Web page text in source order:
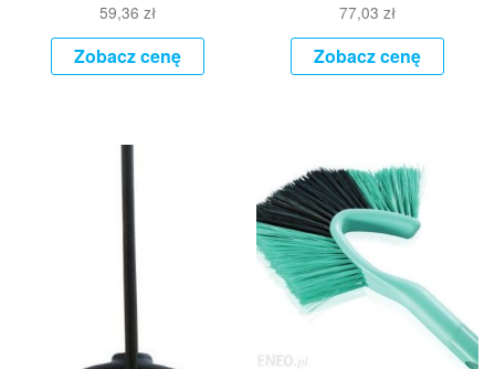
59,36 zł
Zobacz cenę
77,03zł
Zobacz cenę